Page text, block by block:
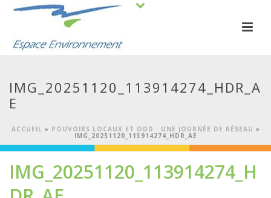
IMG_20251120_113914274_HDR_A
E
ACCUEIL » POUVOIRS LOCAUX ET ODD : UNE JOURNÉE DE RÉSEAU »
IMG_20251120_113914274_HDR_AE
IMG_20251120_113914274_H